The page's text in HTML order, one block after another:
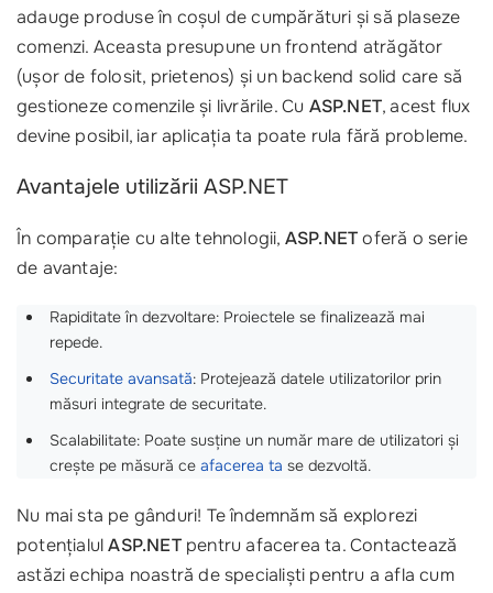
adauge produse în coșul de cumpărături și să plaseze
comenzi. Aceasta presupune un frontend atrăgător
(ușor de folosit, prietenos) și un backend solid care să
gestioneze comenzile și livrările. Cu ASP.NET, acest flux
devine posibil, iar aplicația ta poate rula fără probleme.
Avantajele utilizării ASP.NET
În comparație cu alte tehnologii, ASP.NEToferă o serie
de avantaje:
Rapiditate în dezvoltare: Proiectele se finalizează mai
repede.
Securitate avansată: Protejează datele utilizatorilor prin
măsuri integrate de securitate.
Scalabilitate: Poate susține un număr mare de utilizatori și
crește pe măsură ce afacerea ta se dezvoltă.
Nu mai sta pe gânduri! Te îndemnăm să explorezi
potențialulASP.NETpentru afacerea ta. Contactează
astăzi echipa noastră de specialiști pentru a afla cum